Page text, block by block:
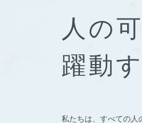
人の
躍動
私たちは、すべての人